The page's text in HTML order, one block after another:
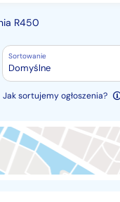
R450
Sortowanie
Domyślne
Jak sortujemy ogłoszenia?